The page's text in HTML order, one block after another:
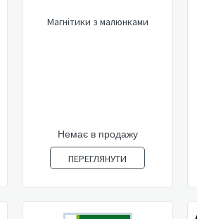
Магнітики з малюнками
Немає в продажу
ПЕРЕГЛЯНУТИ